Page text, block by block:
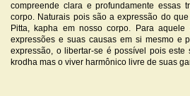
compreende clara e profundamente essas
corpo. Naturais pois são a expressão do
Pitta, kapha em nosso corpo. Para
expressões e suas causas em si mesmo e
expressão, o libertar-se é possível pois
krodha mas o viver harmônico livre de suas